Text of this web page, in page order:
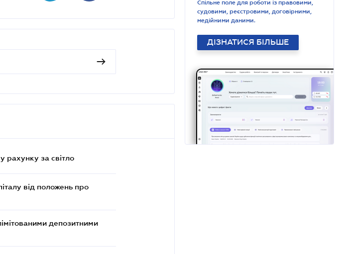
рахунку за світло
від положень про
депозитними
Спільне поле для роботи із правовими,
судовими, реєстровими, договірними,
медійними даними.
ДІЗНАТИСЯ БІЛЬШЕ